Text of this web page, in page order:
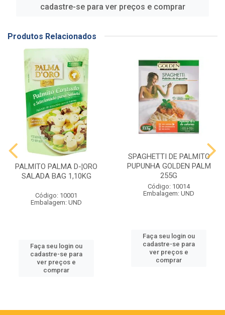
cadastre-se para ver preços e comprar
Produtos Relacionados
PALMITO PALMA D-¦ORO
SALADA BAG 1,10KG
Código: 10001
Embalagem: UND
Faça seu login ou
cadastre-se para
ver preços e
comprar
SPAGHETTI DE PALMITO
PUPUNHA GOLDEN PALM
255G
Código: 10014
Embalagem: UND
Faça seu login ou
cadastre-se para
ver preços e
comprar